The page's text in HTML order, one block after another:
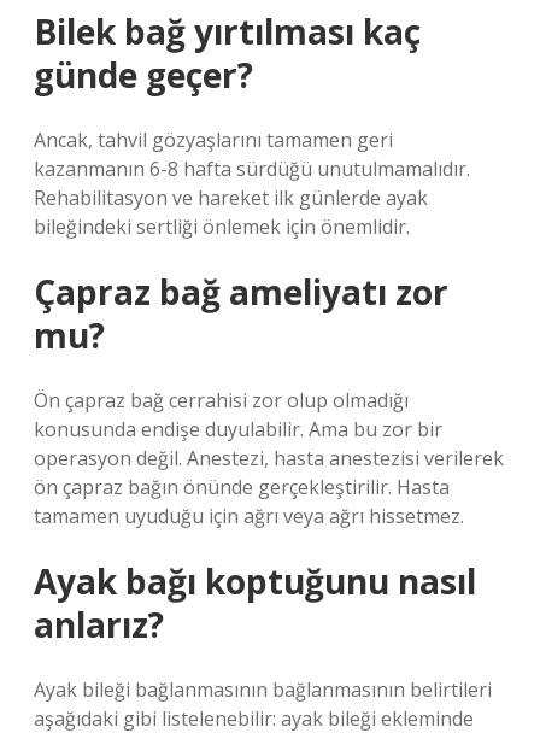
Bilek bağ yırtılması kaç
günde geçer?
Ancak, tahvil gözyaşlarını tamamen geri
kazanmanın 6-8 hafta sürdüğü unutulmamalıdır.
Rehabilitasyon ve hareket ilk günlerde ayak
bileğindeki sertliği önlemek için önemlidir.
Çapraz bağ ameliyatı zor
mu?
Ön çapraz bağ cerrahisi zor olup olmadığı
konusunda endişe duyulabilir. Ama bu zor bir
operasyon değil. Anestezi, hasta anestezisi verilerek
ön çapraz bağın önünde gerçekleştirilir. Hasta
tamamen uyuduğu için ağrı veya ağrı hissetmez.
Ayak bağı koptuğunu nasıl
anlarız?
Ayak bileği bağlanmasının bağlanmasının belirtileri
aşağıdaki gibi listelenebilir: ayak bileği ekleminde